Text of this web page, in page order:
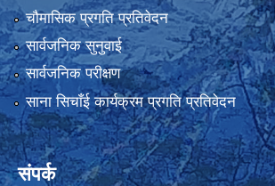
चौमासिक प्रगति प्रतिवेदन
सार्वजनिक सुनुवाई
सार्वजनिक परीक्षण
साना सिचाँई कार्यक्रम प्रगति प्रतिवेदन
संपर्क